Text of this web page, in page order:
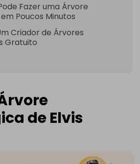
Fazer uma Árvore
Poucos Minutos
Criador de Árvores
Gratuito
de Elvis